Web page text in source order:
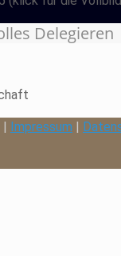
Delegieren
Impressum